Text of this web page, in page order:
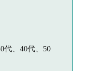
代、40代、50